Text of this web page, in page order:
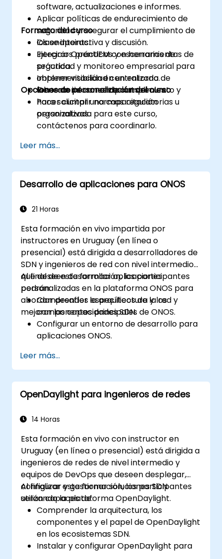
software, actualizaciones e informes.
Aplicar políticas de endurecimiento de
seguridad y asegurar el cumplimiento de
los endpoints.
Integrar OpenUEM con herramientas de
seguridad y monitoreo empresarial para
obtener visibilidad centralizada.
Generar informes de cumplimiento y
hacer cumplir normas regulatorias u
organizativas.
Formato del curso
Clase interactiva y discusión.
Ejercicios prácticos y escenarios de
práctica.
Implementación en un entorno de
laboratorio con endpoints reales.
Opciones de personalización del curso
Para solicitar una capacitación
personalizada para este curso,
contáctenos para coordinarlo.
Leer más...
Desarrollo de aplicaciones para ONOS
21 Horas
Esta formación en vivo impartida por
instructores en Uruguay (en línea o
presencial) está dirigida a desarrolladores de
SDN y ingenieros de red con nivel intermedio
que deseen desarrollar aplicaciones
personalizadas en la plataforma ONOS para
abordar desafíos específicos de la red y
mejorar las capacidades SDN.
Al final de esta formación, los participantes
podrán:
Comprender la arquitectura y los
componentes principales de ONOS.
Configurar un entorno de desarrollo para
aplicaciones ONOS.
aplicaciones ONOS para gestionar redes
SDN.
Integrar aplicaciones ONOS con sistemas
externos y APIs.
aplicaciones ONOS para obtener mayor
Leer más...
OpenDaylight para ingenieros de redes
14 Horas
Esta formación en vivo con instructor en
Uruguay (en línea o presencial) está dirigida a
ingenieros de redes de nivel intermedio y
equipos de DevOps que deseen desplegar,
configurar y gestionar soluciones SDN
utilizando la plataforma OpenDaylight.
Al finalizar esta formación, los participantes
serán capaces de:
Comprender la arquitectura, los
componentes y el papel de OpenDaylight
en los ecosistemas SDN.
Instalar y configurar OpenDaylight para